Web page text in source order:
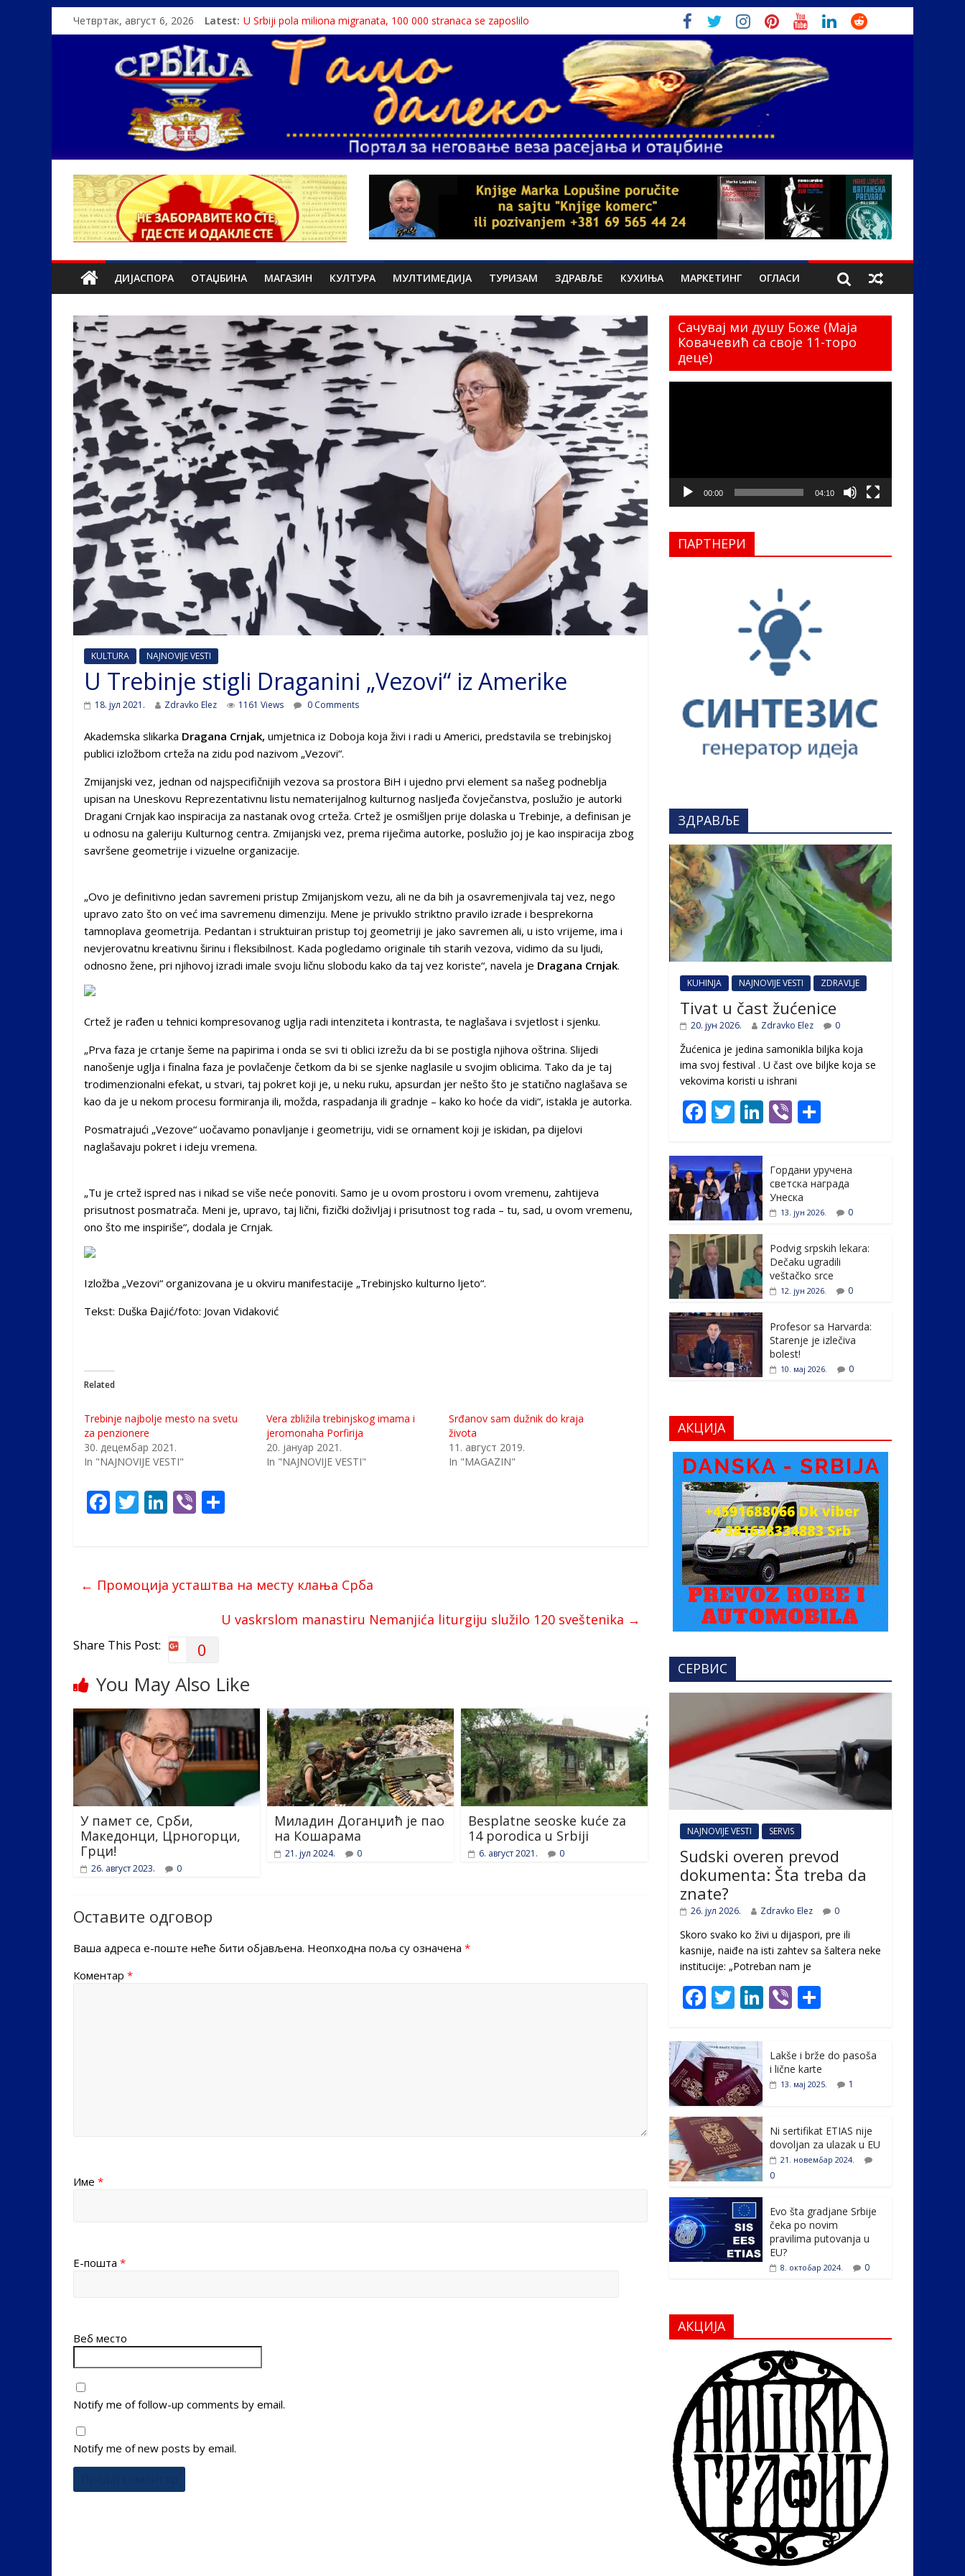
Четвртак, август 6, 2026 Latest: U Srbiji pola miliona migranata, 100 000 stranaca se zaposlilo
Како је „Господар књига“ проглашен народним непријатељем
Čije je pravo na istinu o Nikoli Tesli?
Srbin zaspao na Dunavu, reka ga odnela u Rumuniju
Politika i seks glavne teme srpskih medija
ДИЈАСПОРА ОТАЏБИНА МАГАЗИН КУЛТУРА МУЛТИМЕДИЈА ТУРИЗАМ ЗДРАВЉЕ КУХИЊА МАРКЕТИНГ ОГЛАСИ
KULTURA NAJNOVIJE VESTI
U Trebinje stigli Draganini „Vezovi“ iz Amerike
18. јул 2021. Zdravko Elez 1161 Views 0 Comments
Akademska slikarka Dragana Crnjak, umjetnica iz Doboja koja živi i radi u Americi, predstavila se trebinjskoj
publici izložbom crteža na zidu pod nazivom „Vezovi“.
Zmijanjski vez, jednan od najspecifičnijih vezova sa prostora BiH i ujedno prvi element sa našeg podneblja
upisan na Uneskovu Reprezentativnu listu nematerijalnog kulturnog nasljeđa čovječanstva, poslužio je autorki
Dragani Crnjak kao inspiracija za nastanak ovog crteža. Crtež je osmišljen prije dolaska u Trebinje, a definisan je
u odnosu na galeriju Kulturnog centra. Zmijanjski vez, prema riječima autorke, poslužio joj je kao inspiracija zbog
savršene geometrije i vizuelne organizacije.
„Ovo je definitivno jedan savremeni pristup Zmijanjskom vezu, ali ne da bih ja osavremenjivala taj vez, nego
upravo zato što on već ima savremenu dimenziju. Mene je privuklo striktno pravilo izrade i besprekorna
tamnoplava geometrija. Pedantan i struktuiran pristup toj geometriji je jako savremen ali, u isto vrijeme, ima i
nevjerovatnu kreativnu širinu i fleksibilnost. Kada pogledamo originale tih starih vezova, vidimo da su ljudi,
odnosno žene, pri njihovoj izradi imale svoju ličnu slobodu kako da taj vez koriste“, navela je Dragana Crnjak.
Crtež je rađen u tehnici kompresovanog uglja radi intenziteta i kontrasta, te naglašava i svjetlost i sjenku.
„Prva faza je crtanje šeme na papirima i onda se svi ti oblici izrežu da bi se postigla njihova oštrina. Slijedi
nanošenje uglja i finalna faza je povlačenje četkom da bi se sjenke naglasile u svojim oblicima. Tako da je taj
trodimenzionalni efekat, u stvari, taj pokret koji je, u neku ruku, apsurdan jer nešto što je statično naglašava se
kao da je u nekom procesu formiranja ili, možda, raspadanja ili gradnje – kako ko hoće da vidi“, istakla je autorka.
Posmatrajući „Vezove“ uočavamo ponavljanje i geometriju, vidi se ornament koji je iskidan, pa dijelovi
naglašavaju pokret i ideju vremena.
„Tu je crtež ispred nas i nikad se više neće ponoviti. Samo je u ovom prostoru i ovom vremenu, zahtijeva
prisutnost posmatrača. Meni je, upravo, taj lični, fizički doživljaj i prisutnost tog rada – tu, sad, u ovom vremenu,
ono što me inspiriše“, dodala je Crnjak.
Izložba „Vezovi“ organizovana je u okviru manifestacije „Trebinjsko kulturno ljeto“.
Tekst: Duška Đajić/foto: Jovan Vidaković
Related
Trebinje najbolje mesto na svetu
za penzionere
30. децембар 2021.
In "NAJNOVIJE VESTI"
Vera zbližila trebinjskog imama i
jeromonaha Porfirija
20. јануар 2021.
In "NAJNOVIJE VESTI"
Srđanov sam dužnik do kraja
života
11. август 2019.
In "MAGAZIN"
F
ac
o
k
T
w
Li
n
dI
Vi
b
← Промоција усташтва на месту клања Срба
U vaskrslom manastiru Nemanjića liturgiju služilo 120 sveštenika →
Share This Post: 0
You May Also Like
У памет се, Срби,
Македонци, Црногорци,
Грци!
26. август 2023. 0
Миладин Доганџић је пао
на Кошарама
21. јул 2024. 0
Besplatne seoske kuće za
14 porodica u Srbiji
6. август 2021. 0
Оставите одговор
Ваша адреса е-поште неће бити објављена. Неопходна поља су означена *
Коментар *
Име *
Е-пошта *
Веб место
Notify me of follow-up comments by email.
Notify me of new posts by email.
Сачувај ми душу Боже (Маја
Ковачевић са своје 11-торо
деце)
00:00 04:10
ПАРТНЕРИ
ЗДРАВЉЕ
KUHINJA NAJNOVIJE VESTI ZDRAVLJE
Tivat u čast žućenice
20. јун 2026. Zdravko Elez 0
Žućenica je jedina samonikla biljka koja
ima svoj festival . U čast ovе biljke koja se
vekovima koristi u ishrani
F
e
b
o
o
k
T
itt
er
Li
e
dI
n
Vi
e
Гордани уручена
светска награда
Унеска
13. јун 2026. 0
Podvig srpskih lekara:
Dečaku ugradili
veštačko srce
12. јун 2026. 0
Profesor sa Harvarda:
Starenje je izlečiva
bolest!
10. мај 2026. 0
АКЦИЈА
СЕРВИС
NAJNOVIJE VESTI SERVIS
Sudski overen prevod
dokumenta: Šta treba da
znate?
26. јул 2026. Zdravko Elez 0
Skoro svako ko živi u dijaspori, pre ili
kasnije, naiđe na isti zahtev sa šaltera neke
institucije: „Potreban nam je
F
e
b
o
o
k
T
itt
er
Li
e
dI
Vi
er ar
e
Lakše i brže do pasoša
i lične karte
13. мај 2025. 1
Ni sertifikat ETIAS nije
dovoljan za ulazak u EU
21. новембар 2024.
0
Evo šta gradjane Srbije
čeka po novim
pravilima putovanja u
EU?
8. октобар 2024. 0
АКЦИЈА